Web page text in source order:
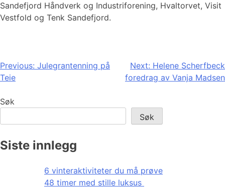
Sandefjord Håndverk og Industriforening, Hvaltorvet, Visit
Vestfold og Tenk Sandefjord.
Innleggsnavigasjon
Previous: Julegrantenning på
Teie
Next: Helene Scherfbeck
foredrag av Vanja Madsen
Søk
Søk
Siste innlegg
6 vinteraktiviteter du må prøve
48 timer med stille luksus